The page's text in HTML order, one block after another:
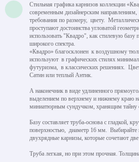
Стильная графика карнизов коллекции
современным дизайнерским
требования по размеру, цвету.
проступают достоинства угловатой
использовать "Квадро", как стилевую базу
широкого спектра.
«Квадро» благосклонен к воздушному
используют в графических стилях
футуризма, в классических решениях.
Сатин или теплый Антик.
А наконечник в виде удлиненного
выделением по верхнему и нижнему краю
миниатюрным сундучком, хранящим тайну
Базу составляет труба-основа с гладкой,
поверхностью, диаметр 16 мм. Выбирайте
двухрядные карнизы, которые сочетают
Труба легкая, но при этом прочная.